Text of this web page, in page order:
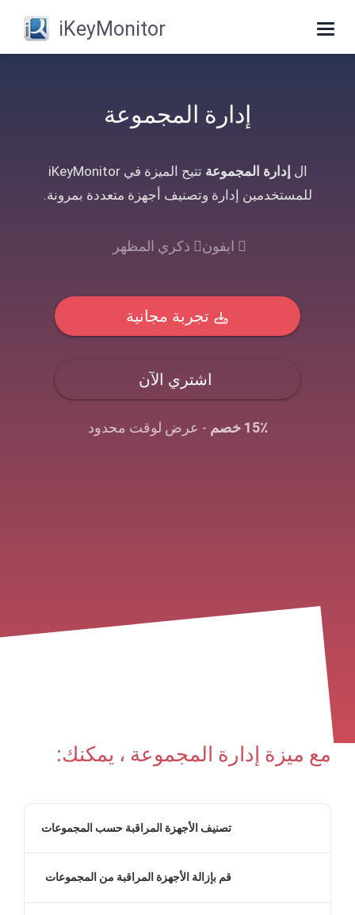
Toggle
navigation
iKeyMonitor
إدارة المجموعة
ال إدارة المجموعة
تتيح الميزة في iKeyMonitor
للمستخدمين إدارة وتصنيف أجهزة متعددة بمرونة.
ايفون ذكري المظهر
تجربة مجانية
اشتري الآن
15٪ خصم - عرض لوقت محدود
مع ميزة إدارة المجموعة ، يمكنك:
تصنيف الأجهزة المراقبة حسب المجموعات
قم بإزالة الأجهزة المراقبة من المجموعات